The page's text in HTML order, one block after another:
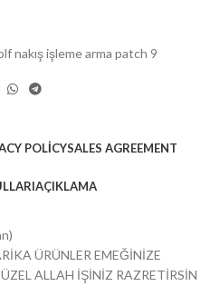
nakış işleme arma patch 9
POLICYSALES AGREEMENT
AÇIKLAMA
ÜRÜNLER EMEĞİNİZE
ALLAH İŞİNİZ RAZRETİRSİN